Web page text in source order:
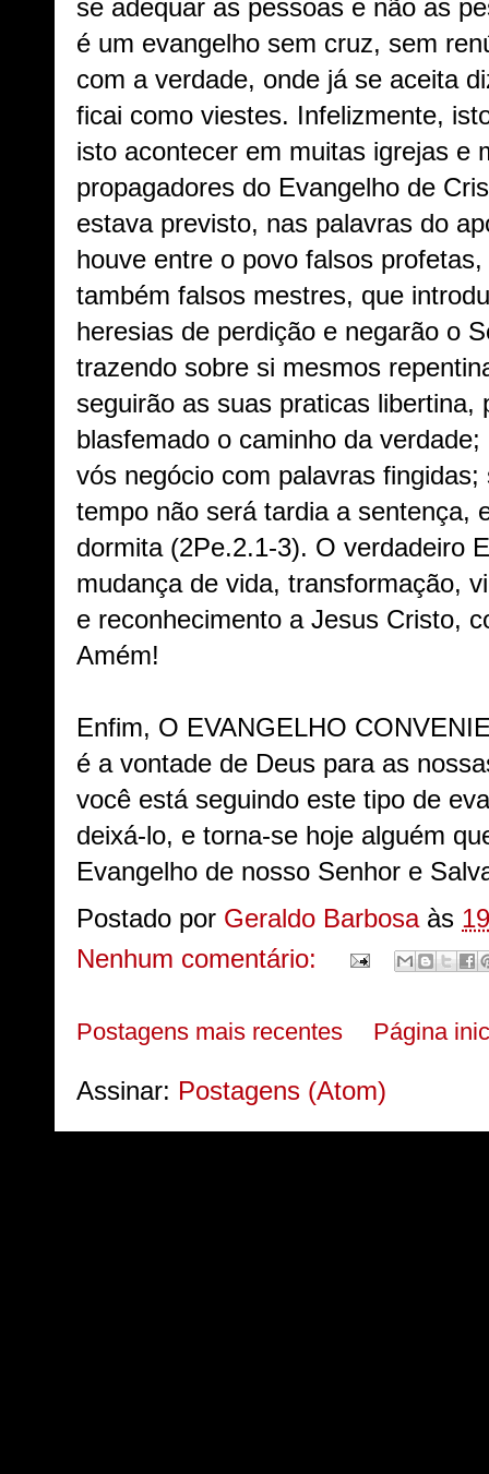
se adequar as pessoas e não as
é um evangelho sem cruz, sem
com a verdade, onde já se aceita
ficai como viestes. Infelizmente,
isto acontecer em muitas igrejas e
propagadores do Evangelho de
estava previsto, nas palavras do
houve entre o povo falsos
também falsos mestres, que
heresias de perdição e negarão o
trazendo sobre si mesmos
seguirão as suas praticas libertina,
blasfemado o caminho da
vós negócio com palavras
tempo não será tardia a sentença,
dormita (2Pe.2.1-3). O verdadeiro
mudança de vida, transformação,
e reconhecimento a Jesus Cristo,
Amém!
Enfim, O EVANGELHO
é a vontade de Deus para as
você está seguindo este tipo de
deixá-lo, e torna-se hoje alguém
Evangelho de nosso Senhor e
Postado por Geraldo Barbosa às
Nenhum comentário:
Postagens mais recentes Página
Assinar: Postagens (Atom)